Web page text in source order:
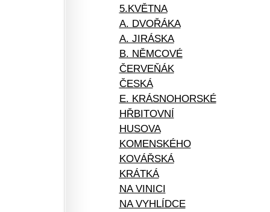
5.KVĚTNA
A. DVOŘÁKA
A. JIRÁSKA
B. NĚMCOVÉ
ČERVEŇÁK
ČESKÁ
E. KRÁSNOHORSKÉ
HŘBITOVNÍ
HUSOVA
KOMENSKÉHO
KOVÁŘSKÁ
KRÁTKÁ
NA VINICI
NA VYHLÍDCE